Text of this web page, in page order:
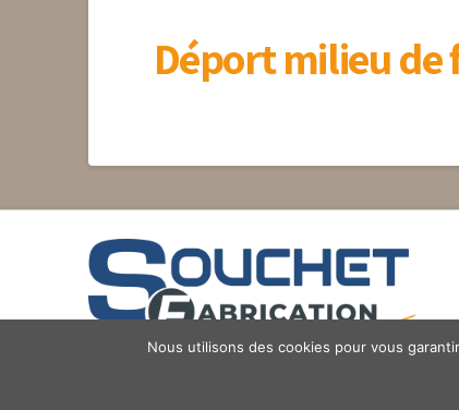
Déport milieu de
Nous utilisons des cookies pour vous